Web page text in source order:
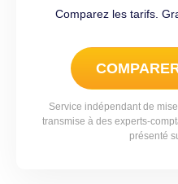
Comparez les tarifs.
Service indépendant de
transmise à des experts-
présenté